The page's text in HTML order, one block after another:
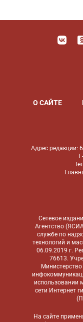
О САЙТЕ
Адрес редакции:
Сетевое
Агентство
службе по
технологий и
06.09.2019 г.
76613.
использовании
сети Интернет
(
На сайте